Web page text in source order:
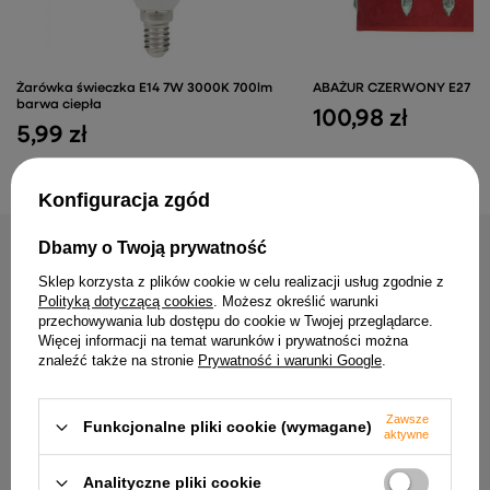
model odpowiada na takie potrzeby bez narzucania jednego
Żarówka świeczka E14 7W 3000K 700lm
barwa ciepła
5,99 zł
ABAŻUR CZERWONY E27
100,98 zł
NAJCZĘŚCIEJ KUPOWANE RAZEM
Konfiguracja zgód
Dbamy o Twoją prywatność
Sklep korzysta z plików cookie w celu realizacji usług zgodnie z
Polityką dotyczącą cookies. Możesz określić warunki
przechowywania lub dostępu do cookie w Twojej przeglądarce.
Więcej informacji na temat warunków i prywatności można
znaleźć także na stronie Prywatność i warunki Google.
Funkcjonalne pliki cookie (wymagane)
Zawsze
aktywne
Analityczne pliki cookie